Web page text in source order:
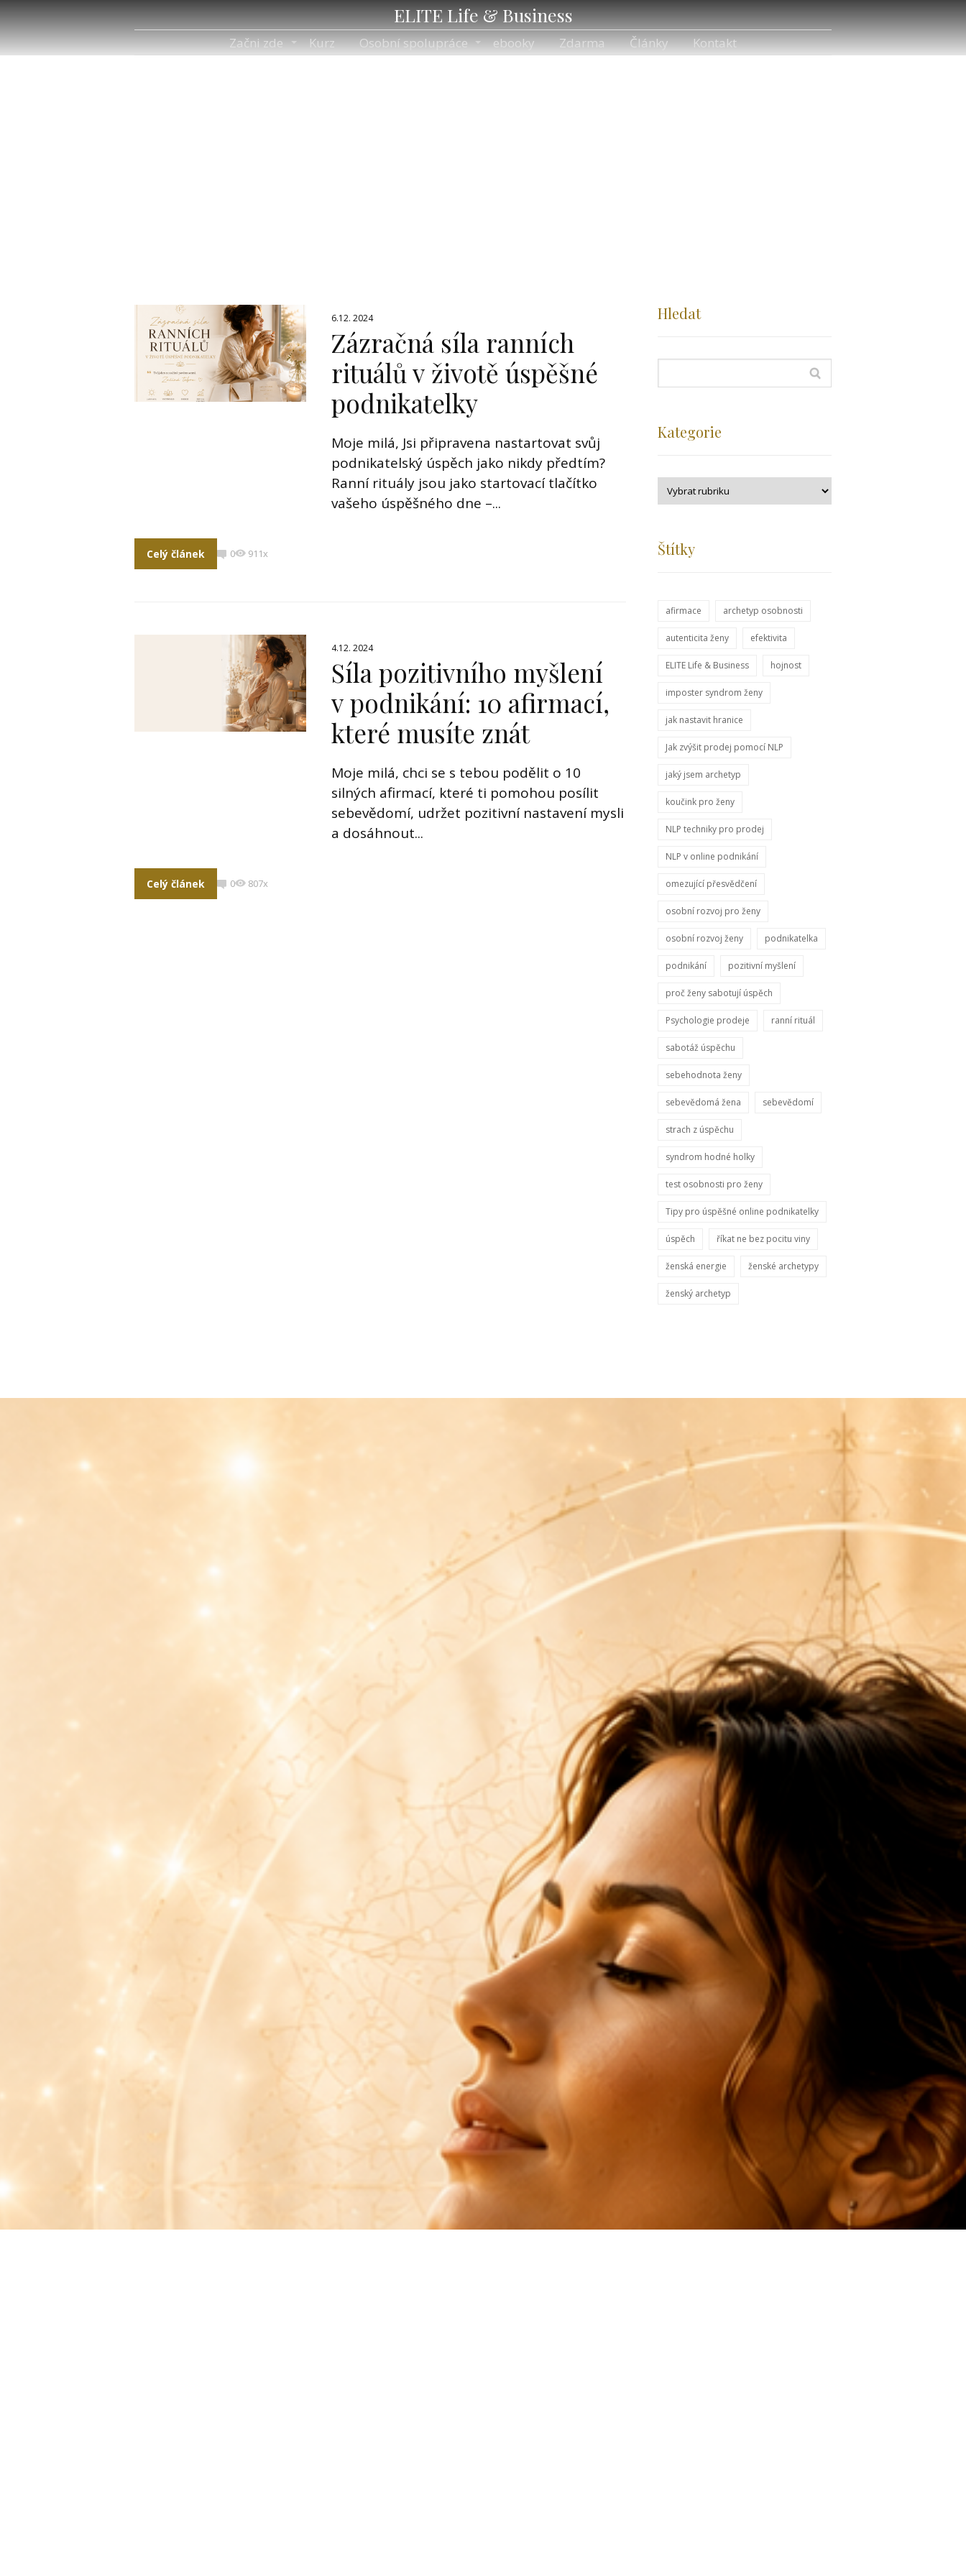
ELITE Life & Business
Začni zde Kurz Osobní spolupráce ebooky Zdarma Články Kontakt
6.12. 2024
Zázračná síla ranních
rituálů v životě úspěšné
podnikatelky
Moje milá, Jsi připravena nastartovat svůj
podnikatelský úspěch jako nikdy předtím?
Ranní rituály jsou jako startovací tlačítko
vašeho úspěšného dne –...
Celý článek 0 911x
4.12. 2024
Síla pozitivního myšlení
v podnikání: 10 afirmací,
které musíte znát
Moje milá, chci se s tebou podělit o 10
silných afirmací, které ti pomohou posílit
sebevědomí, udržet pozitivní nastavení mysli
a dosáhnout...
Celý článek 0 807x
Hledat
Kategorie
Štítky
afirmace archetyp osobnosti
autenticita ženy efektivita
ELITE Life & Business hojnost
imposter syndrom ženy
jak nastavit hranice
Jak zvýšit prodej pomocí NLP
jaký jsem archetyp
koučink pro ženy
NLP techniky pro prodej
NLP v online podnikání
omezující přesvědčení
osobní rozvoj pro ženy
osobní rozvoj ženy podnikatelka
podnikání pozitivní myšlení
proč ženy sabotují úspěch
Psychologie prodeje ranní rituál
sabotáž úspěchu
sebehodnota ženy
sebevědomá žena sebevědomí
strach z úspěchu
syndrom hodné holky
test osobnosti pro ženy
Tipy pro úspěšné online podnikatelky
úspěch říkat ne bez pocitu viny
ženská energie ženské archetypy
ženský archetyp